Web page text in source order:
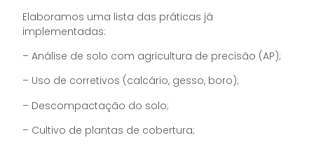
Elaboramos uma lista das práticas já
implementadas:
– Análise de solo com agricultura de precisão (AP);
– Uso de corretivos (calcário, gesso, boro);
– Descompactação do solo;
– Cultivo de plantas de cobertura;